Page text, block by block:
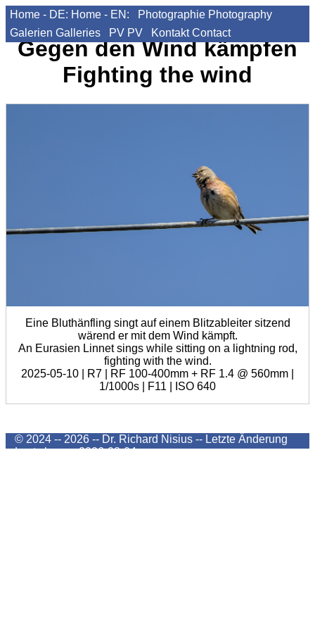
Home - DE: Home - EN: Photographie Photography
Galerien Galleries PV PV Kontakt Contact
Gegen den Wind kämpfen
Fighting the wind
Eine Bluthänfling singt auf einem Blitzableiter sitzend
wärend er mit dem Wind kämpft.
An Eurasien Linnet sings while sitting on a lightning rod,
fighting with the wind.
2025-05-10 | R7 | RF 100-400mm + RF 1.4 @ 560mm |
1/1000s | F11 | ISO 640
© 2024 -- 2026 -- Dr. Richard Nisius -- Letzte Änderung
Last change2026-08-04